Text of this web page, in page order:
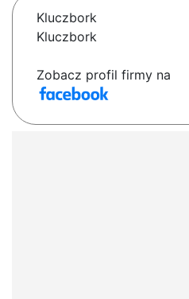
Kluczbork
Kluczbork
Zobacz profil firmy na